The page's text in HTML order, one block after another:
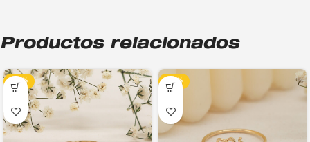
Productos relacionados
-13% -13%